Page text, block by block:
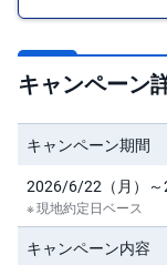
キャンペーン
キャンペーン期間
2026/6/22（月）～
現地約定日ベース
キャンペーン内容